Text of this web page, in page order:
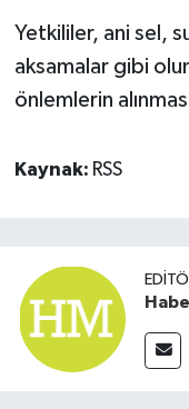
Yetkililer, ani sel, su
aksamalar gibi
önlemlerin
Kaynak: RSS